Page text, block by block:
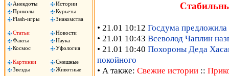
Анекдоты
Истории
Приколы
Курьезы
Flash-игры
Знакомства
Статьи
Новости
Факты
Наука
Космос
Уфология
Картинки
Смешные
Звезды
Животные
Пули застряли у него в голове, он не может
• 21.01 10:12 Госдума предложила
• 21.01 10:43 Всеволод Чаплин
• 21.01 10:40 Похороны Деда
покойного
• А также: Свежие истории ::